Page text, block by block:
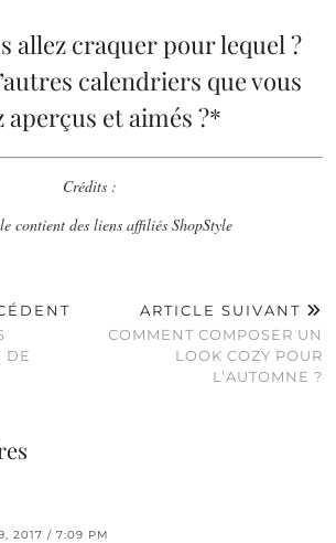
allez craquer pour lequel ?
calendriers que vous
aperçus et aimés ?*
Crédits :
contient des liens affiliés ShopStyle
DE
ARTICLE SUIVANT
COMMENT COMPOSER UN
LOOK COZY POUR
L’AUTOMNE ?
2017 / 7:09 PM